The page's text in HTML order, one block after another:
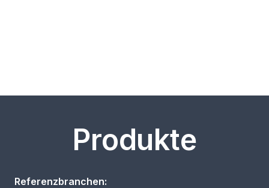
Produkte
Referenzbranchen: